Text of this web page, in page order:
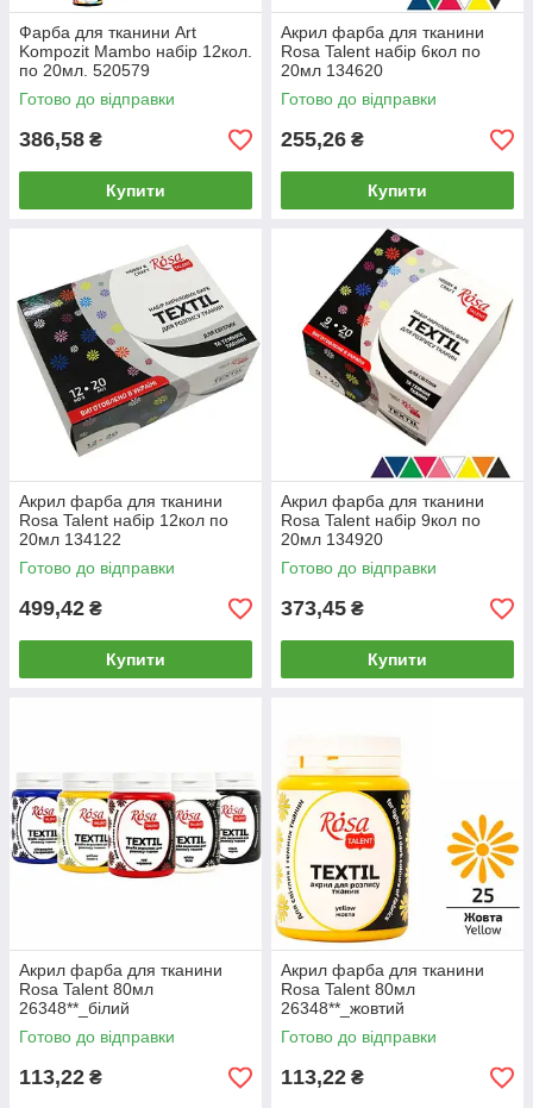
Фарба для тканини Art
Kompozit Mambo набір 12кол.
по 20мл. 520579
Готово до відправки
386,58 ₴
Купити
Акрил фарба для тканини
Rosa Talent набір 6кол по
20мл 134620
Готово до відправки
255,26 ₴
Купити
Акрил фарба для тканини
Rosa Talent набір 12кол по
20мл 134122
Готово до відправки
499,42 ₴
Купити
Акрил фарба для тканини
Rosa Talent набір 9кол по
20мл 134920
Готово до відправки
373,45 ₴
Купити
Акрил фарба для тканини
Rosa Talent 80мл
26348**_білий
Готово до відправки
113,22 ₴
Акрил фарба для тканини
Rosa Talent 80мл
26348**_жовтий
Готово до відправки
113,22 ₴